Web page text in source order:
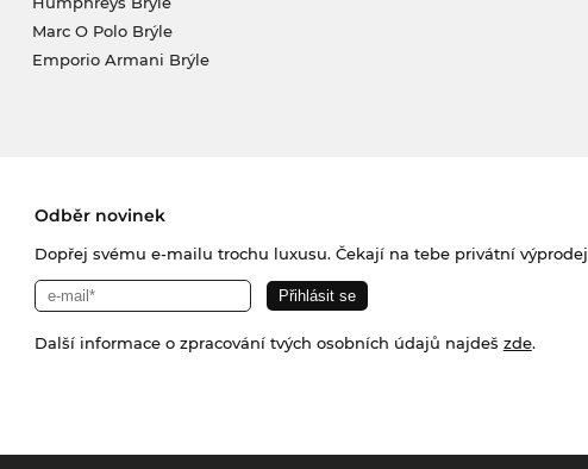
Marc O Polo Brýle
Emporio Armani Brýle
Odběr novinek
Dopřej svému e-mailu trochu luxusu. Čekají na tebe privátní
Další informace o zpracování tvých osobních údajů najdeš zde.